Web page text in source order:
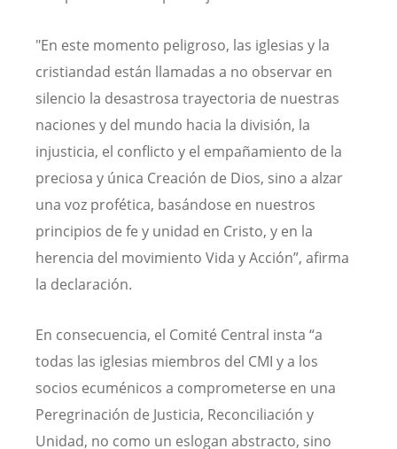
"En este momento peligroso, las iglesias y la
cristiandad están llamadas a no observar en
silencio la desastrosa trayectoria de nuestras
naciones y del mundo hacia la división, la
injusticia, el conflicto y el empañamiento de la
preciosa y única Creación de Dios, sino a alzar
una voz profética, basándose en nuestros
principios de fe y unidad en Cristo, y en la
herencia del movimiento Vida y Acción”, afirma
la declaración.
En consecuencia, el Comité Central insta “a
todas las iglesias miembros del CMI y a los
socios ecuménicos a comprometerse en una
Peregrinación de Justicia, Reconciliación y
Unidad, no como un eslogan abstracto, sino